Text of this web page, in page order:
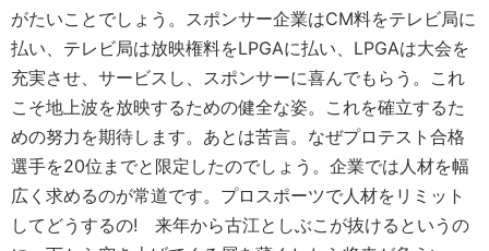
がたいことでしょう。スポンサー企業はCM料をテレビ局に
払い、テレビ局は放映権料をLPGAに払い、LPGAは大会を
充実させ、サービスし、スポンサーに喜んでもらう。これ
こそ地上波を放映するための健全な姿。これを確立するた
めの努力を期待します。あとは苦言。なぜプロテスト合格
選手を20位までと限定したのでしょう。企業では人材を幅
広く求めるのが常道です。プロスポーツで人材をリミット
してどうするの! 来年から古江としぶこが抜けるというの